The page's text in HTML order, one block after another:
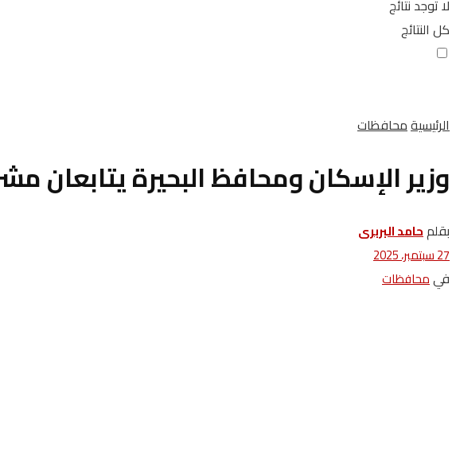
لا توجد نتائج
كل النتائج
الرئيسيةمحافظات
وزير الإسكان ومحافظ البحيرة يتابعان
بقلمحامد البربرى
27 سبتمبر، 2025
فيمحافظات